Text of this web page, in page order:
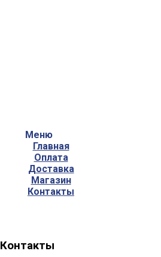
Меню
Главная
Оплата
Доставка
Магазин
Контакты
Контакты